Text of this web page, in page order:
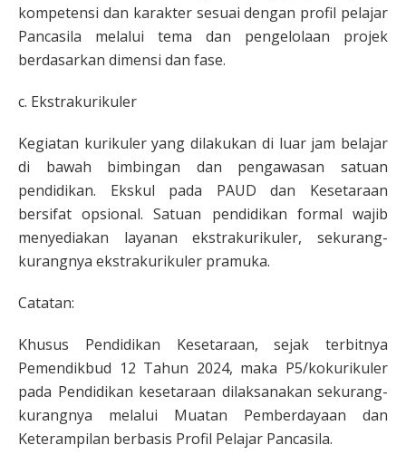
kompetensi dan karakter sesuai dengan profil pelajar
Pancasila melalui tema dan pengelolaan projek
berdasarkan dimensi dan fase.
c. Ekstrakurikuler
Kegiatan kurikuler yang dilakukan di luar jam belajar
di bawah bimbingan dan pengawasan satuan
pendidikan. Ekskul pada PAUD dan Kesetaraan
bersifat opsional. Satuan pendidikan formal wajib
menyediakan layanan ekstrakurikuler, sekurang-
kurangnya ekstrakurikuler pramuka.
Catatan:
Khusus Pendidikan Kesetaraan, sejak terbitnya
Pemendikbud 12 Tahun 2024, maka P5/kokurikuler
pada Pendidikan kesetaraan dilaksanakan sekurang-
kurangnya melalui Muatan Pemberdayaan dan
Keterampilan berbasis Profil Pelajar Pancasila.